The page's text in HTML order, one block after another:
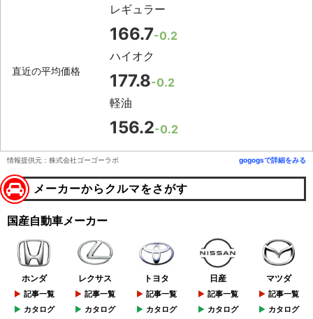
直近の平均価格
レギュラー
166.7-0.2
ハイオク
177.8-0.2
軽油
156.2-0.2
情報提供元：株式会社ゴーゴーラボ gogogsで詳細をみる
メーカーからクルマをさがす
国産自動車メーカー
ホンダ
記事一覧
カタログ
レクサス
記事一覧
カタログ
トヨタ
記事一覧
カタログ
日産
記事一覧
カタログ
マツダ
記事一覧
カタログ